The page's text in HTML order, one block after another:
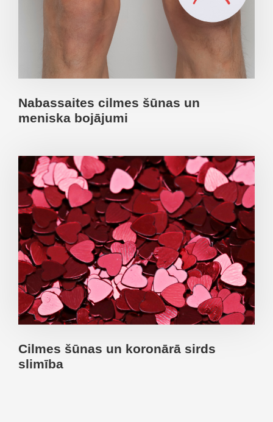
Nabassaites cilmes šūnas un
meniska bojājumi
Cilmes šūnas un koronārā sirds
slimība